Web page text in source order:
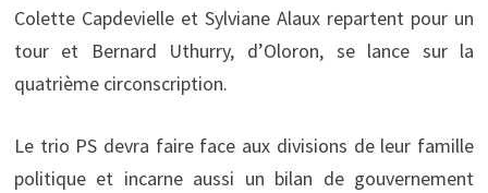
Colette Capdevielle et Sylviane Alaux repartent pour un
tour et Bernard Uthurry, d’Oloron, se lance sur la
quatrième circonscription.
Le trio PS devra faire face aux divisions de leur famille
politique et incarne aussi un bilan de gouvernement